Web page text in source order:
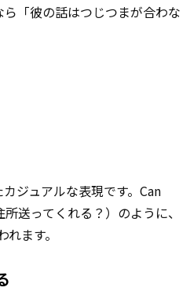
「彼の話はつじつまが合わな
カジュアルな表現です。Can
送ってくれる？）のように、
ます。